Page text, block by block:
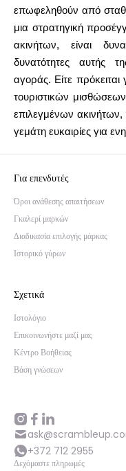
επωφεληθούν από
μια στρατηγική
ακινήτων, είναι
δυνατότητες αυτής
αγοράς. Είτε
τουριστικών
επιλεγμένων ακινήτων,
γεμάτη ευκαιρίες για
Για επενδυτές
Όροι ανάθεσης απαιτήσεων
Γκαλερί μαρκών
Διαδικασία επιλογής μάρκας
Ιστορικό γύρων
Σχετικά
Ιστολόγιο
Επικοινωνήστε μαζί μας
Κέντρο Βοήθειας
Βάση γνώσεων
+372 712 2955
Δεχόμαστε πληρωμές